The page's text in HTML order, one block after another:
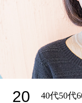
20
40代50代